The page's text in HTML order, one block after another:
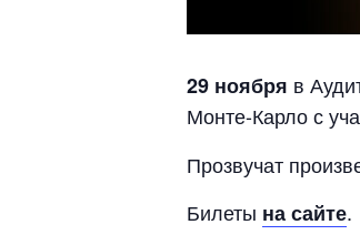
29 ноября в
Монте-Карло с
Прозвучат
Билеты на сайте.